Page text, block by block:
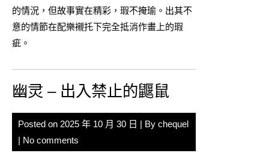
的情況，但故事實在精彩，瑕不掩瑜。出其不
意的情節在配樂襯托下完全抵消作畫上的瑕
疵。
幽灵 – 出入禁止的鼴鼠
Posted on 2025 年 10 月 30 日 | By chequel
| No comments